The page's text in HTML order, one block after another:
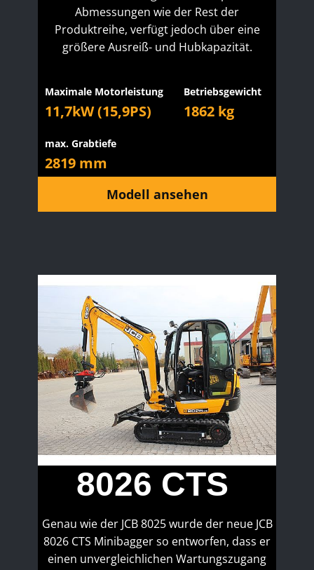
Abmessungen wie der Rest der
Produktreihe, verfügt jedoch über eine
größere Ausreiß- und Hubkapazität.
Maximale Motorleistung
11,7kW (15,9PS)
Betriebsgewicht
1862 kg
max. Grabtiefe
2819 mm
Modell ansehen
8026 CTS
Genau wie der JCB 8025 wurde der neue JCB
8026 CTS Minibagger so entworfen, dass er
einen unvergleichlichen Wartungszugang